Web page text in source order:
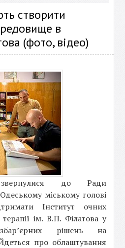
створити
в
(фото, відео)
звернулися до Ради
міському голові
Інститут очних
ім. В.П. Філатова у
рішень на
про облаштування